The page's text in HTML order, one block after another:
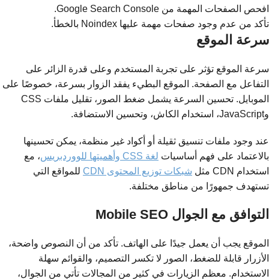
افحص الصفحات المهمة من Google Search Console.
تأكد من عدم وجود صفحات مهمة عليها Noindex بالخطأ.
سرعة الموقع
سرعة الموقع تؤثر على تجربة المستخدم وعلى قدرة الزائر على
التفاعل مع الصفحة. الموقع البطيء يفقد الزوار بسرعة، خصوصًا على
الموبايل. تحسين السرعة يشمل ضغط الصور، تقليل ملفات CSS
وJavaScript، استخدام الكاش، وتحسين الاستضافة.
عند وجود ملفات تنسيق ثقيلة أو أكواد غير منظمة، يمكن تحسينها
بالاعتماد على فهم أساسيات لغة CSS وأهميتها للووردبريس
، مع
استخدام CDN مثل
شبكات توزيع المحتوى CDN
للمواقع التي
تستهدف جمهورًا من مناطق مختلفة.
التوافق مع الجوال Mobile SEO
الموقع يجب أن يعمل جيدًا على الهاتف. تأكد من أن النصوص واضحة،
الأزرار قابلة للضغط، الصور لا تكسر التصميم، والقوائم سهلة
الاستخدام. معظم الزيارات في كثير من المجالات تأتي من الجوال،